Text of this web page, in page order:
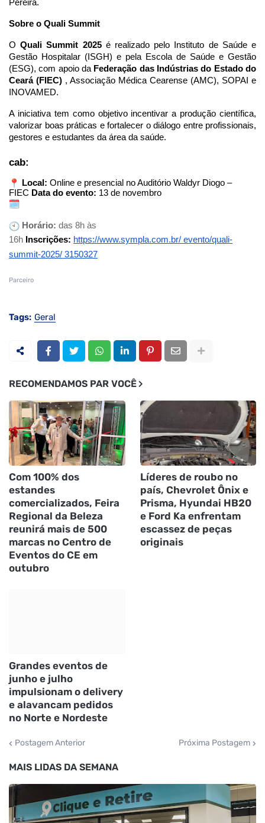
Pereira.
Sobre o Quali Summit
OQuali Summit 2025 é realizado pelo Instituto de Saúde e
Gestão Hospitalar (ISGH) e pela Escola de Saúde e Gestão
(ESG), com apoio da Federação das Indústrias do Estado do
Ceará (FIEC) , Associação Médica Cearense (AMC), SOPAI e
INOVAMED.
A iniciativa tem como objetivo incentivar a produção científica,
valorizar boas práticas e fortalecer o diálogo entre profissionais,
gestores e estudantes da área da saúde.
cab:
Local: Online e presencial no Auditório Waldyr Diogo –
FIEC Data do evento: 13 de novembro
Horário: das 8h às
16h Inscrições: https://www.sympla.com.br/ evento/quali-
summit-2025/ 3150327
Parceiro
Tags: Geral
RECOMENDAMOS PAR VOCÊ
Com 100% dos
estandes
comercializados, Feira
Regional da Beleza
reunirá mais de 500
marcas no Centro de
Eventos do CE em
outubro
Líderes de roubo no
país, Chevrolet Ônix e
Prisma, Hyundai HB20
e Ford Ka enfrentam
escassez de peças
originais
Grandes eventos de
junho e julho
impulsionam o delivery
e alavancam pedidos
no Norte e Nordeste
Postagem Anterior Próxima Postagem
MAIS LIDAS DA SEMANA